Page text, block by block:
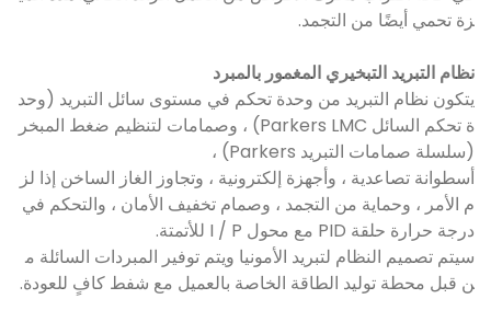
زة تحمي أيضًا من التجمد.
نظام التبريد التبخيري المغمور بالمبرد
يتكون نظام التبريد من وحدة تحكم في مستوى سائل التبريد (وحد
ة تحكم السائل Parkers LMC) ، وصمامات لتنظيم ضغط المبخر
(سلسلة صمامات التبريد Parkers) ،
أسطوانة تصاعدية ، وأجهزة إلكترونية ، وتجاوز الغاز الساخن إذا لز
م الأمر ، وحماية من التجمد ، وصمام تخفيف الأمان ، والتحكم في
درجة حرارة حلقة PID مع محول I / P للأتمتة.
سيتم تصميم النظام لتبريد الأمونيا ويتم توفير المبردات السائلة م
ن قبل محطة توليد الطاقة الخاصة بالعميل مع شفط كافٍ للعودة.